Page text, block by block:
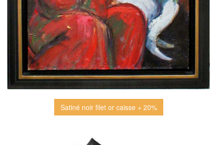
Satiné noir filet or caisse + 20%